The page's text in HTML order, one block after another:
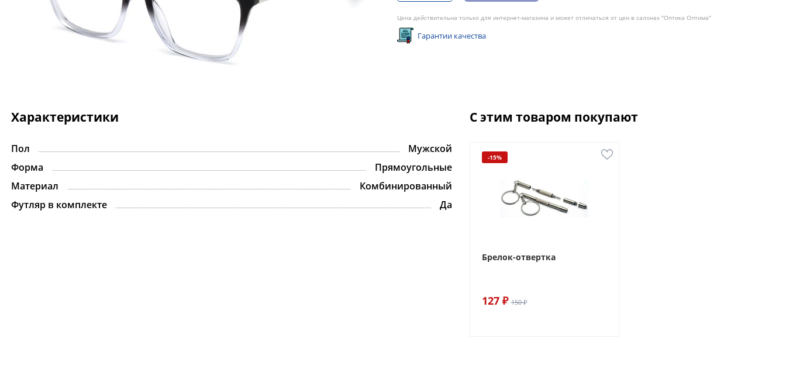
Цена действительна только для интернет-магазина и может отличаться от цен в салонах "Оптика Оптима"
Гарантии качества
Характеристики
Пол
Мужской
Форма
Прямоугольные
Материал
Комбинированный
Футляр в комплекте
Да
С этим товаром покупают
-15%
Брелок-отвертка
127 ₽ 150 ₽